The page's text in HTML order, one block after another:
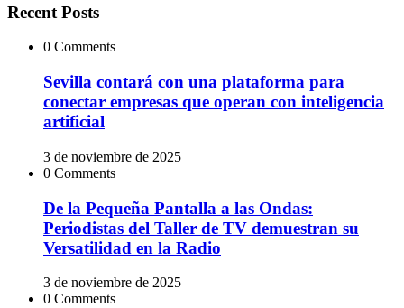
Recent Posts
0 Comments
Sevilla contará con una plataforma para
conectar empresas que operan con inteligencia
artificial
3 de noviembre de 2025
0 Comments
De la Pequeña Pantalla a las Ondas:
Periodistas del Taller de TV demuestran su
Versatilidad en la Radio
3 de noviembre de 2025
0 Comments